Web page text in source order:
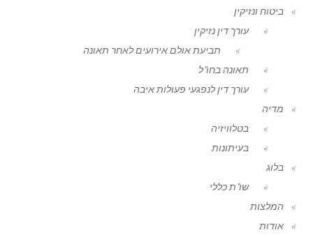
ביטוח ונזיקין
עורך דין נזיקין
תביעת אולם אירועים לאחר תאונה
תאונה בחו"ל
עורך דין לנפגעי פעולות איבה
מדיה
בטלוויזיה
בעיתונות
בלוג
שו"ת כללי
המלצות
אודות